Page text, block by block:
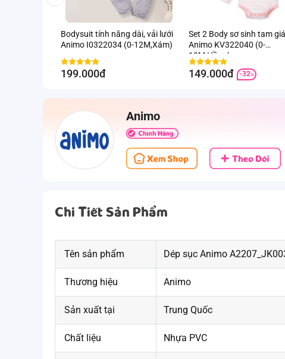
Bodysuit tính năng dài, vải lưới
Animo I0322034 (0-12M,Xám)
199.000đ
Set 2 Body sơ sinh tam
Animo KV322040 (0-
12M,Hồng)
149.000đ -32%
Animo
Chi Tiết Sản Phẩm
Tên sản phẩm Dép sục Animo
Thương hiệu Animo
Sản xuất tại Trung Quốc
Chất liệu Nhựa PVC